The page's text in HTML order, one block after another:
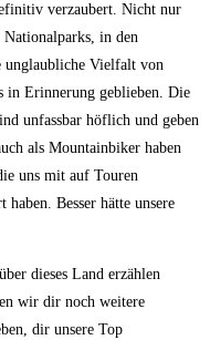
verzaubert. Nicht nur
Nationalparks, in den
unglaubliche Vielfalt von
in Erinnerung geblieben. Die
unfassbar höflich und geben
als Mountainbiker haben
uns mit auf Touren
haben. Besser hätte unsere
dieses Land erzählen
wir dir noch weitere
dir unsere Top